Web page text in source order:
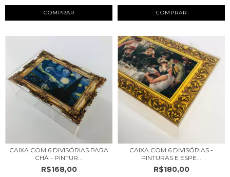
COMPRAR COMPRAR
CAIXA COM 6 DIVISÓRIAS PARA
CHÁ - PINTUR...
R$168,00
CAIXA COM 6 DIVISÓRIAS -
PINTURAS E ESPE...
R$180,00